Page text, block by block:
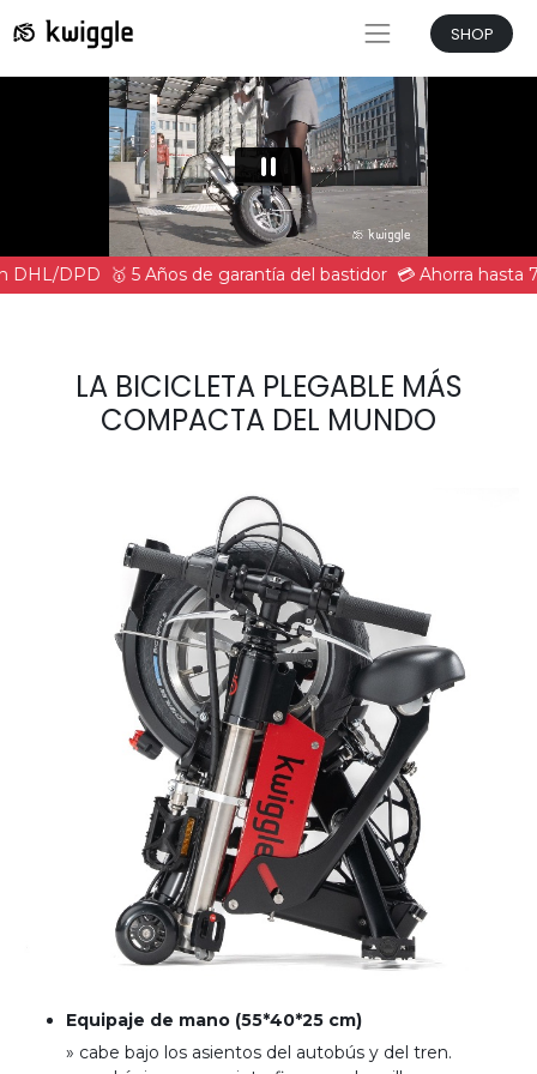
SHOP
DHL/DPD 🥇 5 Años de garantía del bastidor 💳 Ahorra hasta
LA BICICLETA PLEGABLE MÁS
COMPACTA DEL MUNDO
Equipaje de mano (55*40*25 cm)
» cabe bajo los asientos del autobús y del tren.